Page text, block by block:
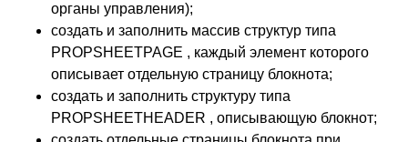
органы управления);
создать и заполнить массив структур типа
PROPSHEETPAGE , каждый элемент которого
описывает отдельную страницу блокнота;
создать и заполнить структуру типа
PROPSHEETHEADER , описывающую блокнот;